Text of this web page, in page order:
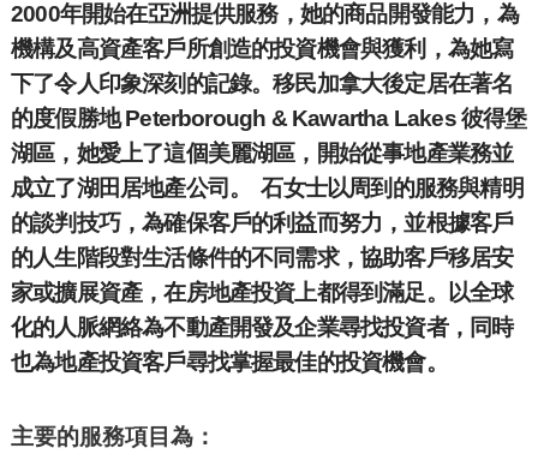
2000年開始在亞洲提供服務，她的商品開發能力，為
機構及高資產客戶所創造的投資機會與獲利，為她寫
下了令人印象深刻的記錄。移民加拿大後定居在著名
的度假勝地 Peterborough & Kawartha Lakes 彼得堡
湖區，她愛上了這個美麗湖區，開始從事地產業務並
成立了湖田居地產公司。
石女士以周到的服務與精明
的談判技巧，為確保客戶的利益而努力，並根據客戶
的人生階段對生活條件的不同需求，協助客戶移居安
家或擴展資產，在房地產投資上都得到滿足。以全球
化的人脈網絡為不動產開發及企業尋找投資者，同時
也為地產投資客戶尋找掌握最佳的投資機會。
主要的服務項目為：